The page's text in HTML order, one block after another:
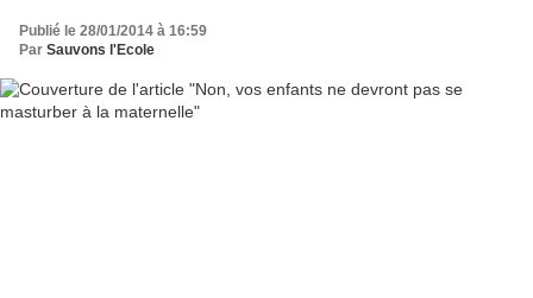
Publié le 28/01/2014 à 16:59
Par Sauvons l'Ecole